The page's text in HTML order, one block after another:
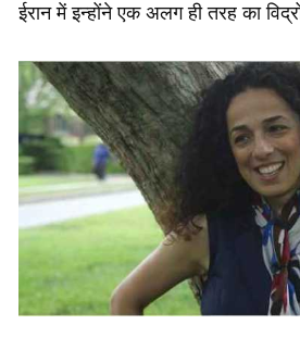
ईरान में इन्होंने एक अलग ही तरह का